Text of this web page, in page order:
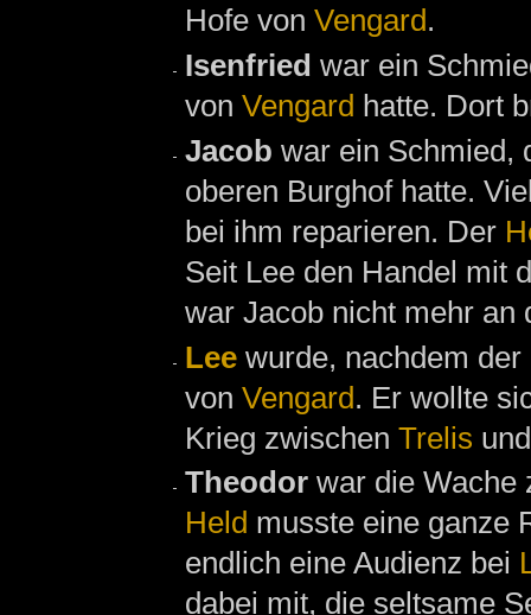
Hofe von Vengard.
Isenfried war ein
von Vengard hatte. Dort
Jacob war ein Schmied,
oberen Burghof hatte.
bei ihm reparieren. Der
Seit Lee den Handel mit
war Jacob nicht mehr an
Lee wurde, nachdem der
von Vengard. Er wollte
Krieg zwischen Trelis
Theodor war die Wache
Held musste eine ganze
endlich eine Audienz bei
dabei mit, die seltsame